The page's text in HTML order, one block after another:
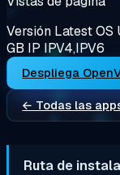
Versión LatestOS
GB IP IPV4,IPV6
Despliega
← Todas las
Ruta de